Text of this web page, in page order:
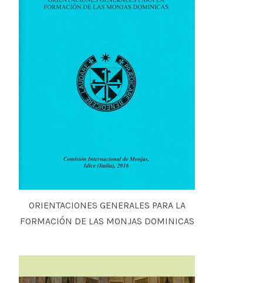
ORIENTACIONES GENERALES PARA LA
FORMACIÓN DE LAS MONJAS DOMINICAS